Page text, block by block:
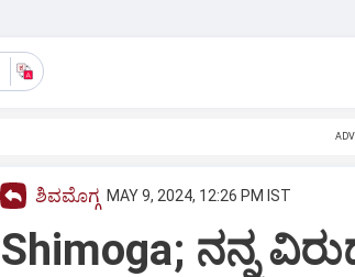
ಶಿವಮೊಗ್ಗ MAY 9, 2024, 12:26 PM IST
Shimoga; ನನ್ನ